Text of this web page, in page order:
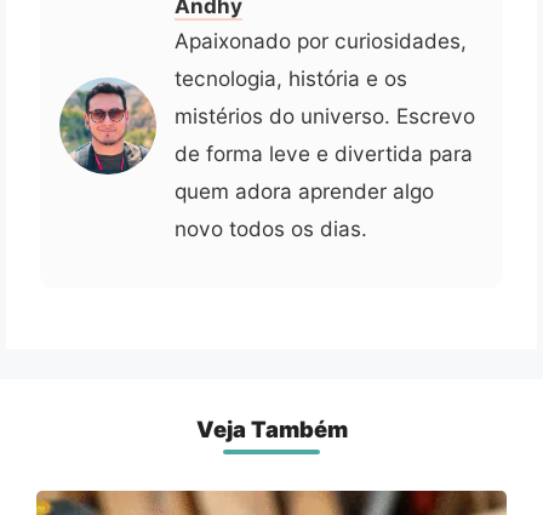
Andhy
Apaixonado por curiosidades,
tecnologia, história e os
mistérios do universo. Escrevo
de forma leve e divertida para
quem adora aprender algo
novo todos os dias.
Veja Também